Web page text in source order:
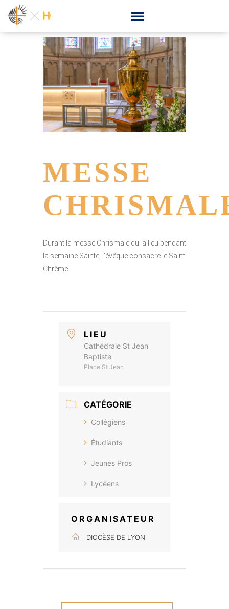
MESSE
Durant la messe Chrismale qui a lieu pendant
la semaine Sainte, l’évêque consacre le Saint
Chrême.
LIEU
Cathédrale St Jean
Baptiste
Place St Jean
CATÉGORIE
Collégiens
Étudiants
Jeunes Pros
Lycéens
ORGANISATEUR
DIOCÈSE DE LYON